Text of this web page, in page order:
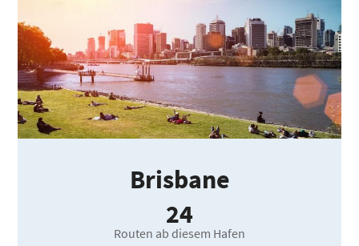
Brisbane
24
Routen ab diesem Hafen